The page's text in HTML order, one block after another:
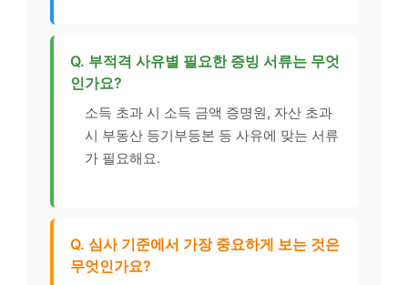
Q. 부적격 사유별 필요한 증빙 서류는 무엇
인가요?
소득 초과 시 소득 금액 증명원, 자산 초과
시 부동산 등기부등본 등 사유에 맞는 서류
가 필요해요.
Q. 심사 기준에서 가장 중요하게 보는 것은
무엇인가요?